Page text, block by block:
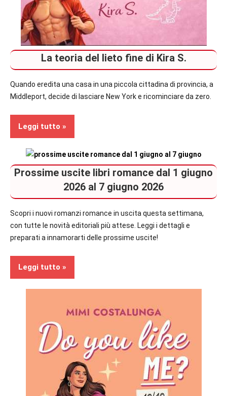
La teoria del lieto fine di Kira S.
Quando eredita una casa in una piccola cittadina di provincia, a
Middleport, decide di lasciare New York e ricominciare da zero.
Leggi tutto
Recensioni
Contemporary
Romance
secondo
Prossime uscite libri romance dal 1 giugno
2026 al 7 giugno 2026
Scopri i nuovi romanzi romance in uscita questa settimana,
con tutte le novità editoriali più attese. Leggi i dettagli e
preparati a innamorarti delle prossime uscite!
Leggi tutto
Prossime
Uscite